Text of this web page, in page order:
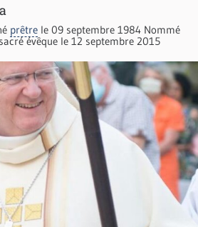
prêtre le 09 septembre 1984 Nommé
évêque le 12 septembre 2015